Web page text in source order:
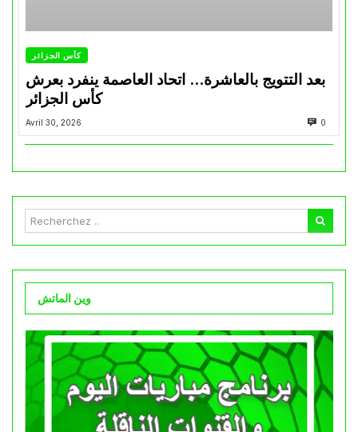
كأس الجزائر
بعد التتويج بالعاشرة… اتحاد العاصمة ينفرد بعرش
كأس الجزائر
Avril 30, 2026 0
وين الماتش